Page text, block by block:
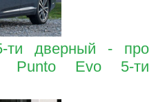
ти дверный - про
Punto Evo 5-ти